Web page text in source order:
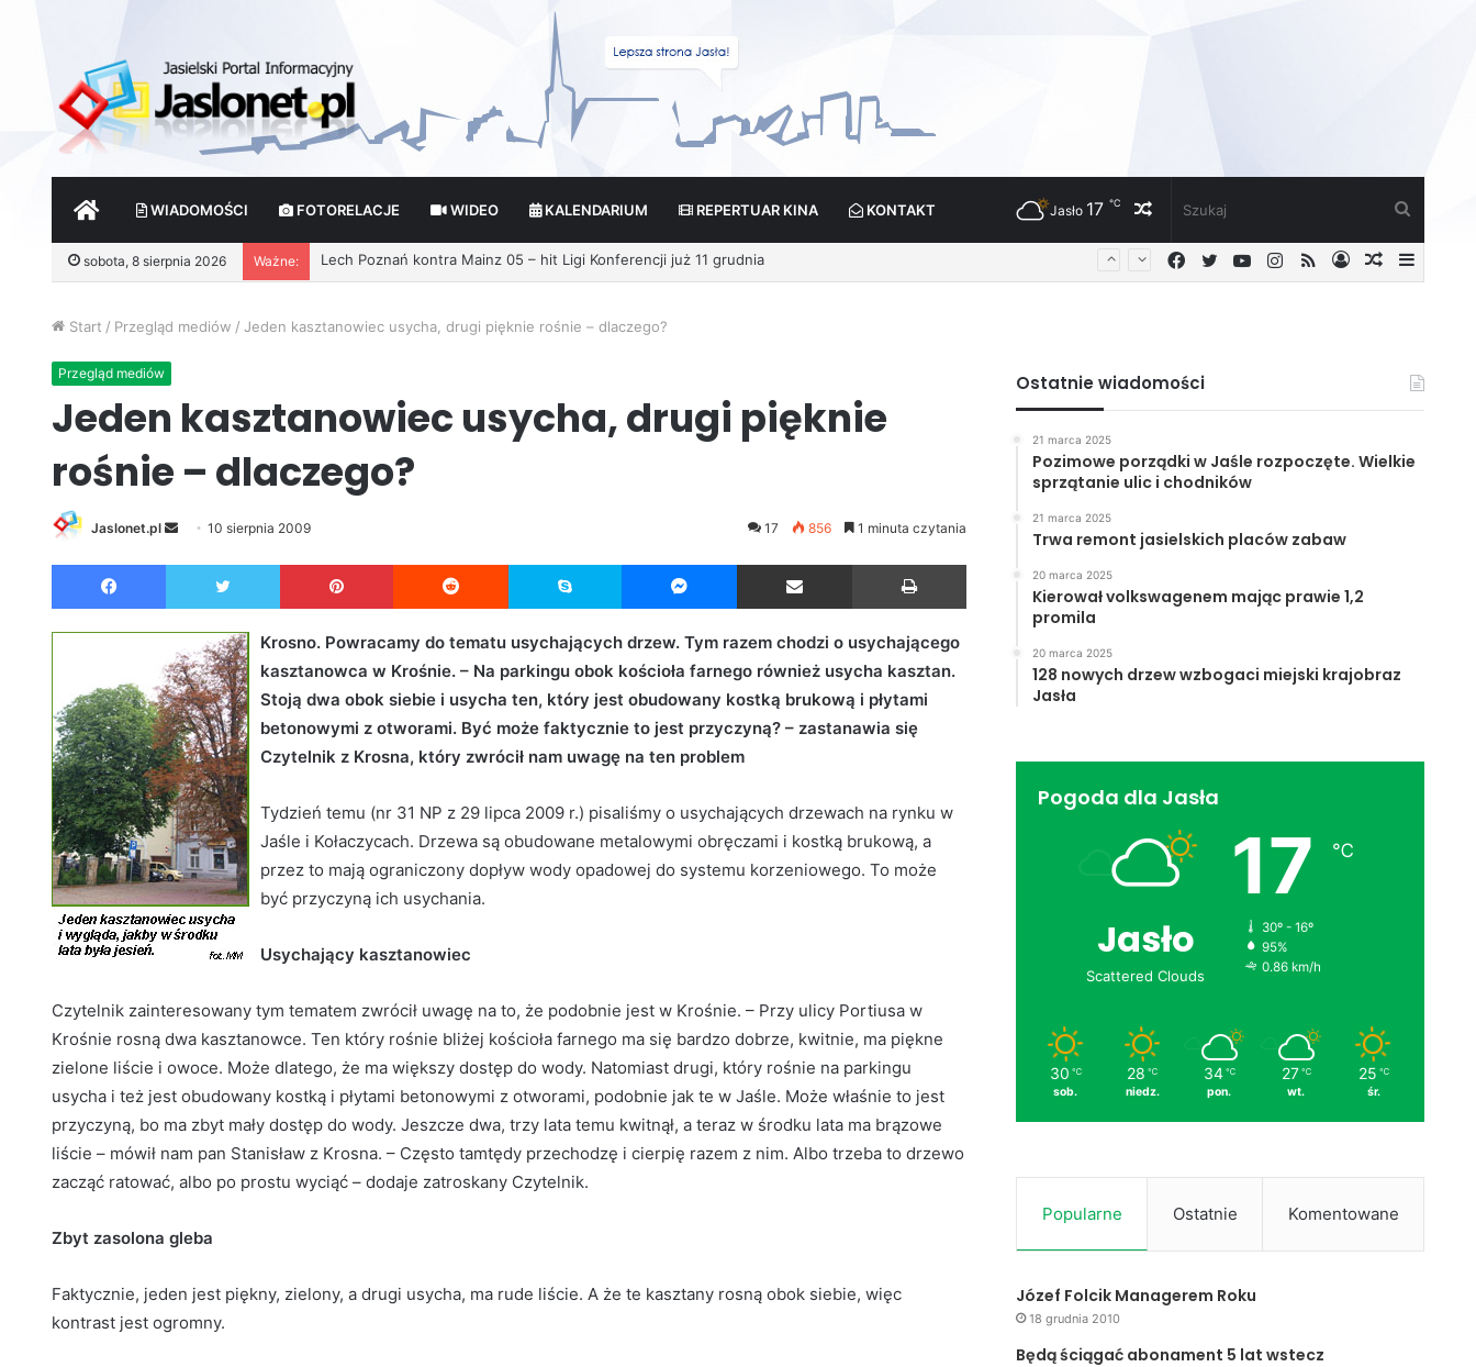
START WIADOMOŚCI FOTORELACJE WIDEO KALENDARIUM REPERTUAR KINA KONTAKT Losowy
artykuł
Jasło 17 ℃
sobota, 8 sierpnia 2026 Ważne:
Losowy
Zaloguj
RSS
Instagram
YouTube
Twitter
Facebook
Start / Przegląd mediów / Jeden kasztanowiec usycha, drugi pięknie rośnie – dlaczego?
Przegląd mediów
Jeden kasztanowiec usycha, drugi pięknie
rośnie – dlaczego?
Jaslonet.pl
d
a
n
e
m
a
i
l
10 sierpnia 2009 17 856 1 minuta czytania
Facebook Twitter Pinterest Reddit Skype Messenger Udostępnij przez Email
Krosno. Powracamy do tematu usychających drzew. Tym razem chodzi o usychającego
kasztanowca w Krośnie. – Na parkingu obok kościoła farnego również usycha kasztan.
Stoją dwa obok siebie i usycha ten, który jest obudowany kostką brukową i płytami
betonowymi z otworami. Być może faktycznie to jest przyczyną? – zastanawia się
Czytelnik z Krosna, który zwrócił nam uwagę na ten problem
Tydzień temu (nr 31 NP z 29 lipca 2009 r.) pisaliśmy o usychających drzewach na rynku w
Jaśle i Kołaczycach. Drzewa są obudowane metalowymi obręczami i kostką brukową, a
przez to mają ograniczony dopływ wody opadowej do systemu korzeniowego. To może
być przyczyną ich usychania.
Usychający kasztanowiec
Czytelnik zainteresowany tym tematem zwrócił uwagę na to, że podobnie jest w Krośnie. – Przy ulicy Portiusa w
Krośnie rosną dwa kasztanowce. Ten który rośnie bliżej kościoła farnego ma się bardzo dobrze, kwitnie, ma piękne
zielone liście i owoce. Może dlatego, że ma większy dostęp do wody. Natomiast drugi, który rośnie na parkingu
usycha i też jest obudowany kostką i płytami betonowymi z otworami, podobnie jak te w Jaśle. Może właśnie to jest
przyczyną, bo ma zbyt mały dostęp do wody. Jeszcze dwa, trzy lata temu kwitnął, a teraz w środku lata ma brązowe
liście – mówił nam pan Stanisław z Krosna. – Często tamtędy przechodzę i cierpię razem z nim. Albo trzeba to drzewo
zacząć ratować, albo po prostu wyciąć – dodaje zatroskany Czytelnik.
Zbyt zasolona gleba
Faktycznie, jeden jest piękny, zielony, a drugi usycha, ma rude liście. A że te kasztany rosną obok siebie, więc
kontrast jest ogromny.
Ostatnie wiadomości
21 marca 2025
Pozimowe porządki w Jaśle rozpoczęte. Wielkie
sprzątanie ulic i chodników
21 marca 2025
Trwa remont jasielskich placów zabaw
20 marca 2025
Kierował volkswagenem mając prawie 1,2
promila
20 marca 2025
128 nowych drzew wzbogaci miejski krajobraz
Jasła
Pogoda dla Jasła
Jasło
Scattered Clouds
17 ℃
30º - 16º
95%
0.86 km/h
30 ℃
sob.
28 ℃
niedz.
34 ℃
pon.
27 ℃
wt.
25 ℃
śr.
Popularne Ostatnie Komentowane
Józef Folcik Managerem Roku
18 grudnia 2010
Będą ściągać abonament 5 lat wstecz